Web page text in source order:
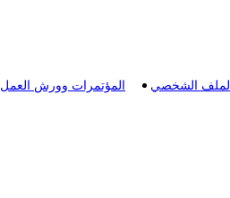
الملف الشخصي المؤتمرات وورش العمل